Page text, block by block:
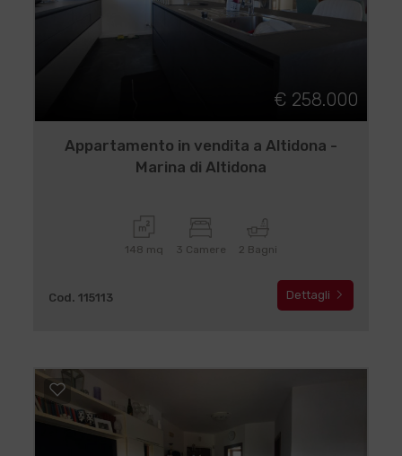
€ 258.000
Appartamento in vendita a Altidona -
Marina di Altidona
148 mq 3 Camere 2 Bagni
Cod. 115113 Dettagli